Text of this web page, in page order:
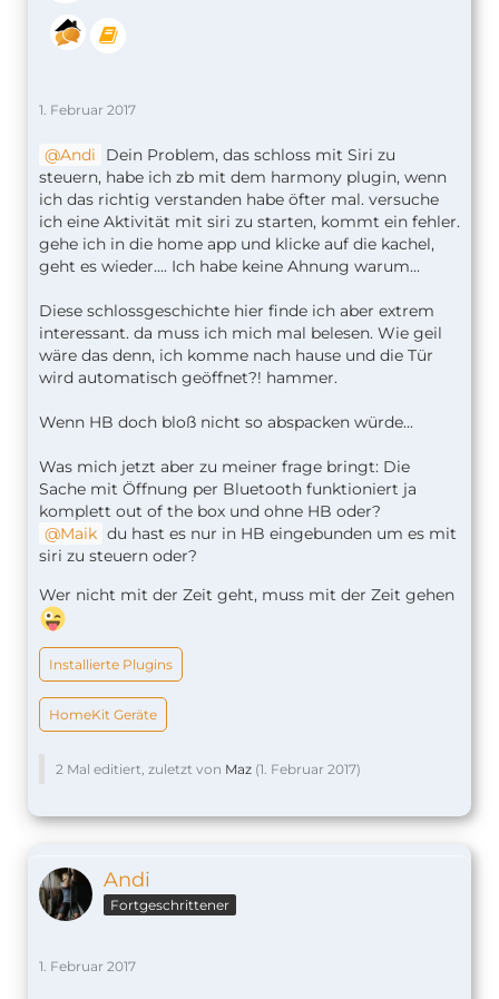
1. Februar 2017
Andi
Dein Problem, das schloss mit Siri zu
steuern, habe ich zb mit dem harmony plugin, wenn
ich das richtig verstanden habe öfter mal. versuche
ich eine Aktivität mit siri zu starten, kommt ein fehler.
gehe ich in die home app und klicke auf die kachel,
geht es wieder.... Ich habe keine Ahnung warum...
Diese schlossgeschichte hier finde ich aber extrem
interessant. da muss ich mich mal belesen. Wie geil
wäre das denn, ich komme nach hause und die Tür
wird automatisch geöffnet?! hammer.
Wenn HB doch bloß nicht so abspacken würde...
Was mich jetzt aber zu meiner frage bringt: Die
Sache mit Öffnung per Bluetooth funktioniert ja
komplett out of the box und ohne HB oder?
Maik du hast es nur in HB eingebunden um es mit
siri zu steuern oder?
Wer nicht mit der Zeit geht, muss mit der Zeit gehen
Installierte Plugins
HomeKit Geräte
2 Mal editiert, zuletzt von Maz (1. Februar 2017)
Andi
Fortgeschrittener
1. Februar 2017